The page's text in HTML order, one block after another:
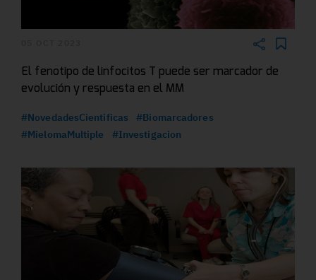
El fenotipo de linfocitos T puede ser marcador de
evolución y respuesta en el MM
#NovedadesCientificas
#Biomarcadores
#MielomaMultiple
#Investigacion